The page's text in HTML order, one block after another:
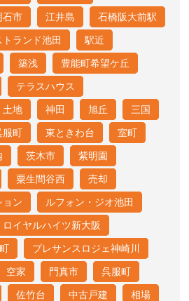
石市 江井島 石橋阪大前駅
ランド池田 駅近
築浅 豊能町希望ケ丘
テラスハウス
土地 神田 旭丘 三国
服町 東ときわ台 室町
茨木市 紫明園
粟生間谷西 売却
ョン ルフォン・ジオ池田
ロイヤルハイツ新大阪
プレサンスロジェ神崎川
空家 門真市 呉服町
佐竹台 中古戸建 相場